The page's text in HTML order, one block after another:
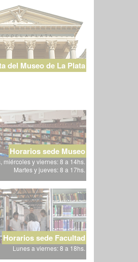
del Museo de La Plata
Horarios sede Museo
miércoles y viernes: 8 a 14hs.
Martes y jueves: 8 a 17hs.
Horarios sede Facultad
Lunes a viernes: 8 a 18hs.